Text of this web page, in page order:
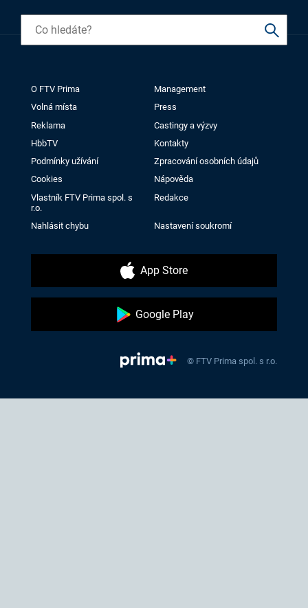
O FTV Prima
Management
Volná místa
Press
Reklama
Castingy a výzvy
HbbTV
Kontakty
Podmínky užívání
Zpracování osobních údajů
Cookies
Nápověda
Vlastník FTV Prima spol. s
r.o.
Redakce
Nahlásit chybu Nastavení soukromí
App Store
Google Play
© FTV Prima spol. s r.o.